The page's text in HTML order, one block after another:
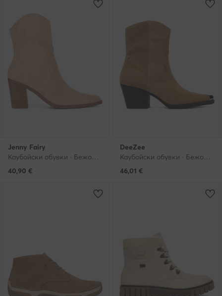
Jenny Fairy
Каубойски обувки · Бежов · 8.5 cm
40,90 €
DeeZee
Каубойски обувки · Бежов · 7 cm
46,01 €